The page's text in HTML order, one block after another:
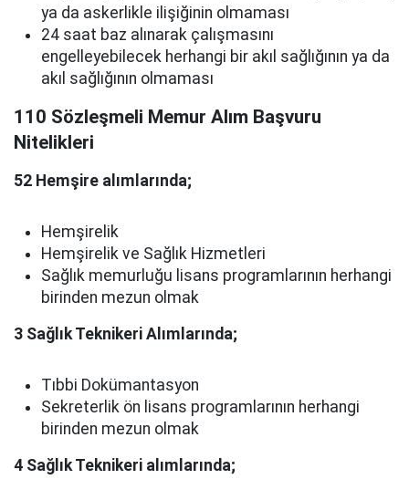
ya da askerlikle ilişiğinin olmaması
24 saat baz alınarak çalışmasını
engelleyebilecek herhangi bir akıl sağlığının ya da
akıl sağlığının olmaması
110 Sözleşmeli Memur Alım Başvuru
Nitelikleri
52 Hemşire alımlarında;
Hemşirelik
Hemşirelik ve Sağlık Hizmetleri
Sağlık memurluğu lisans programlarının herhangi
birinden mezun olmak
3 Sağlık Teknikeri Alımlarında;
Tıbbi Dokümantasyon
Sekreterlik ön lisans programlarının herhangi
birinden mezun olmak
4 Sağlık Teknikeri alımlarında;